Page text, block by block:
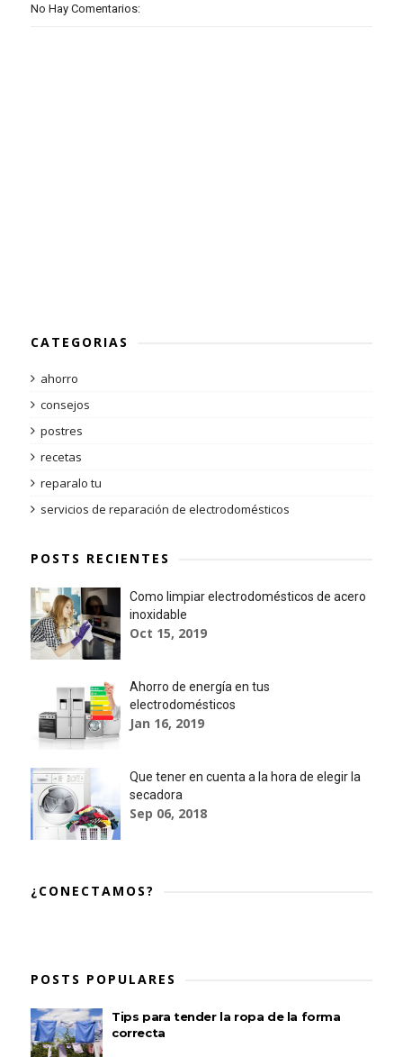
No Hay Comentarios:
CATEGORIAS
ahorro
consejos
postres
recetas
reparalo tu
servicios de reparación de electrodomésticos
POSTS RECIENTES
Como limpiar electrodomésticos de acero
inoxidable
Oct 15, 2019
Ahorro de energía en tus
electrodomésticos
Jan 16, 2019
Que tener en cuenta a la hora de elegir la
secadora
Sep 06, 2018
¿CONECTAMOS?
POSTS POPULARES
Tips para tender la ropa de la forma
correcta